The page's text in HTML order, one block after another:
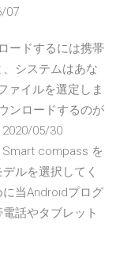
07
ードするには携帯
システムはあな
ァイルを選定しま
ンロードするのが
05/30
compass を
ルを選択してく
当Androidプログ
話やタブレット